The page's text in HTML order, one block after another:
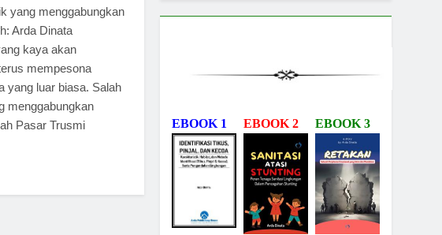
yang menggabungkan
Arda Dinata
kaya akan
mempesona
yang luar biasa. Salah
menggabungkan
Pasar Trusmi
EBOOK 1 EBOOK 2 EBOOK 3